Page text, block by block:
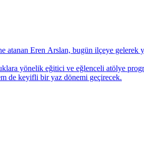
Eren Arslan, bugün ilçeye gelerek
yönelik eğitici ve eğlenceli atölye
de keyifli bir yaz dönemi geçirecek.